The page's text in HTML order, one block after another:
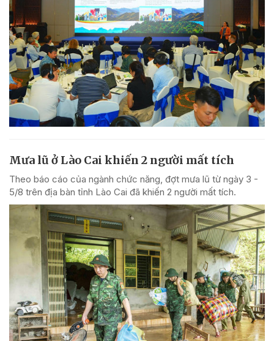
Mưa lũ ở Lào Cai khiến 2 người mất tích
Theo báo cáo của ngành chức năng, đợt mưa lũ từ ngày 3 -
5/8 trên địa bàn tỉnh Lào Cai đã khiến 2 người mất tích.